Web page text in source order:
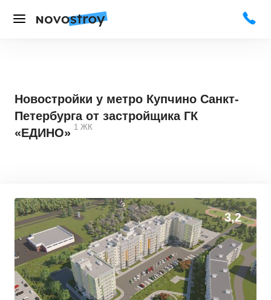
Новостройки у метро Купчино Санкт-
Петербурга от застройщика ГК
«ЕДИНО» 1 ЖК
3,2